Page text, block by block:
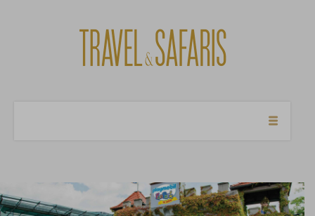
×
Like our facebook page